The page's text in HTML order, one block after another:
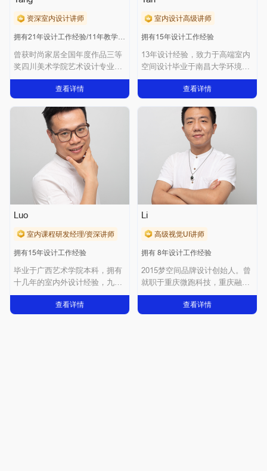
资深室内设计讲师
拥有21年设计工作经验/11年教学经验
曾获时尚家居全国年度作品三等
奖四川美术学院艺术设计专业毕
业，拥有超过2
查看详情
室内设计高级讲师
拥有15年设计工作经验
13年设计经验，致力于高端室内
空间设计毕业于南昌大学环境设
计专业；室内
查看详情
Luo
室内课程研发经理/资深讲师
拥有15年设计工作经验
毕业于广西艺术学院本科，拥有
十几年的室内外设计经验，九年
的室内教学经验
查看详情
Li
高级视觉UI讲师
拥有 8年设计工作经验
2015梦空间品牌设计创始人。曾
就职于重庆微跑科技，重庆融睐
科技，重庆
查看详情